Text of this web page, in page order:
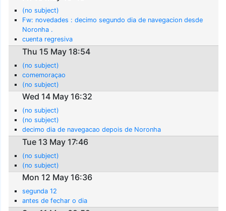
(no subject)
Fw: novedades : decimo segundo dia de navegacion desde
Noronha .
cuenta regresiva
Thu 15 May 18:54
(no subject)
comemoraçao
(no subject)
Wed 14 May 16:32
(no subject)
(no subject)
decimo dia de navegacao depois de Noronha
Tue 13 May 17:46
(no subject)
(no subject)
Mon 12 May 16:36
segunda 12
antes de fechar o dia